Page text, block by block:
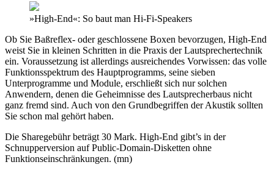
»High-End«: So baut man Hi-Fi-Speakers
Ob Sie Baßreflex- oder geschlossene Boxen bevorzugen, High-End
weist Sie in kleinen Schritten in die Praxis der Lautsprechertechnik
ein. Voraussetzung ist allerdings ausreichendes Vorwissen: das volle
Funktionsspektrum des Hauptprogramms, seine sieben
Unterprogramme und Module, erschließt sich nur solchen
Anwendern, denen die Geheimnisse des Lautsprecherbaus nicht
ganz fremd sind. Auch von den Grundbegriffen der Akustik sollten
Sie schon mal gehört haben.
Die Sharegebühr beträgt 30 Mark. High-End gibt’s in der
Schnupperversion auf Public-Domain-Disketten ohne
Funktionseinschränkungen. (mn)